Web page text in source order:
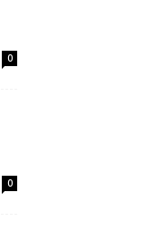
0
0